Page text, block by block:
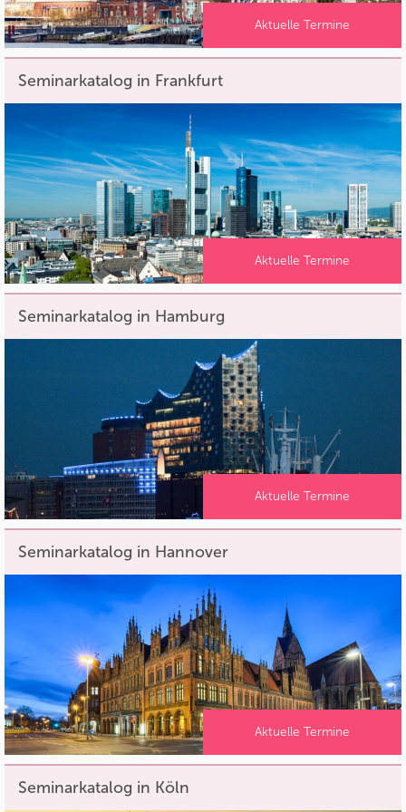
Aktuelle Termine
Seminarkatalog in Frankfurt
Aktuelle Termine
Seminarkatalog in Hamburg
Aktuelle Termine
Seminarkatalog in Hannover
Aktuelle Termine
Seminarkatalog in Köln